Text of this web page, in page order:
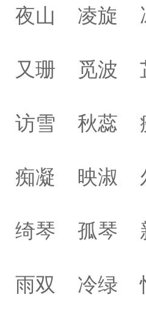
夜山 凌旋
又珊 觅波
访雪 秋蕊
痴凝 映淑
绮琴 孤琴
雨双 冷绿